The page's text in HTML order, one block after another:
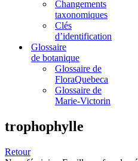
Changements
taxonomiques
Clés
d’identification
Glossaire
de botanique
Glossaire de
FloraQuebeca
Glossaire de
Marie-Victorin
trophophylle
Retour